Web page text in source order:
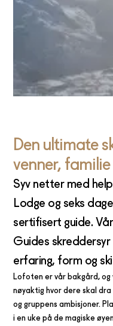
Den ultimate
venner,
Syv netter med
Lodge og seks
sertifisert guide.
Guides
erfaring, form og
Lofoten er vår bakgård,
nøyaktig hvor dere skal
og gruppens ambisjoner.
i en uke på de magiske